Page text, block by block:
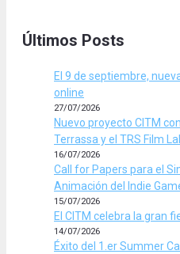
Últimos Posts
El 9 de septiembre,
online
27/07/2026
Nuevo proyecto CITM
Terrassa y el TRS Film
16/07/2026
Call for Papers para el
Animación del Indie
15/07/2026
El CITM celebra la gran
14/07/2026
Éxito del 1.er Summer